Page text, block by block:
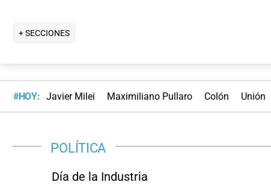
+ SECCIONES
#HOY: Javier Milei Maximiliano Pullaro Colón Unión
POLÍTICA
Día de la Industria